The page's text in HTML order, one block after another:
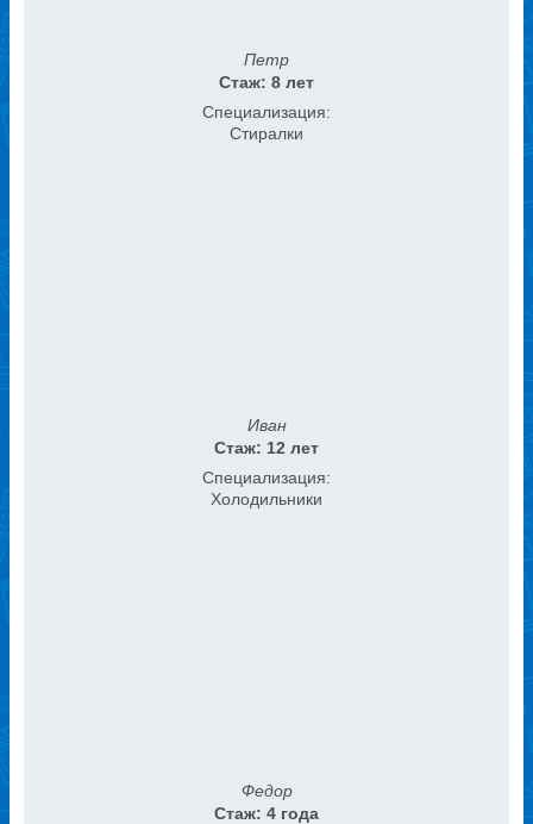
Петр
Стаж: 8 лет
Специализация:
Стиралки
Иван
Стаж: 12 лет
Специализация:
Холодильники
Федор
Стаж: 4 года